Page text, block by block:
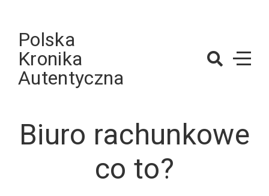
contentPolska
Kronika
Autentyczna
Biuro rachunkowe
co to?